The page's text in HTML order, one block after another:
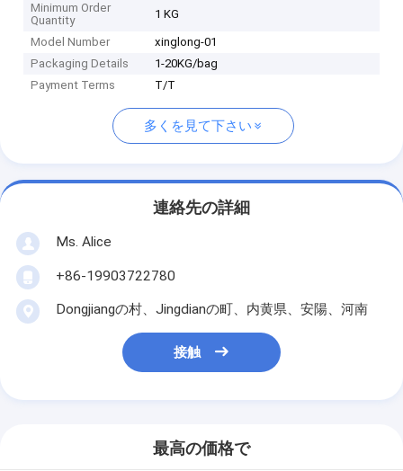
Minimum Order
Quantity
1 KG
Model Number
xinglong-01
Packaging Details
1-20KG/bag
Payment Terms
T/T
多くを見て下さい
連絡先の詳細
Ms. Alice
+86-19903722780
Dongjiangの村、Jingdianの町、内黄県、安陽、河南
接触
最高の価格で